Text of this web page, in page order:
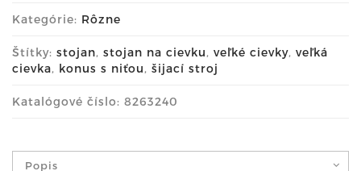
Kategórie: Rôzne
Štítky: stojan, stojan na cievku, veľké cievky, veľká
cievka, konus s niťou, šijací stroj
Katalógové číslo: 8263240
Popis